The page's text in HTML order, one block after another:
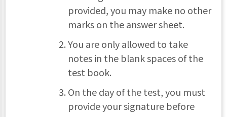
provided, you may make no other
marks on the answer sheet.
You are only allowed to take
notes in the blank spaces of the
test book.
On the day of the test, you must
provide your signature before